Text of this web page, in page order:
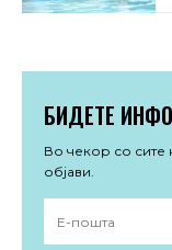
БИДЕТЕ
Во чекор со сите
објави.